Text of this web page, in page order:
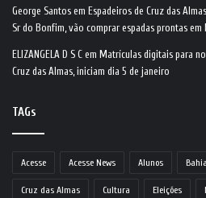
George Santos em Espadeiros de Cruz das
Sr do Bonfim, vão comprar espadas prontas
ELIZANGELA D S C em Matrículas digitais para
Cruz das Almas, iniciam dia 5 de janeiro
TAGs
Acesse Acesse News Alunos Bahia
Cruz das Almas Cultura Eleições